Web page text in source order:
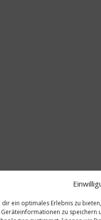
dir ein optimales Erlebnis zu
Geräteinformationen zu speichern